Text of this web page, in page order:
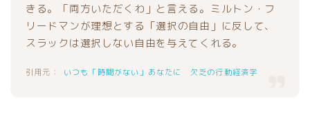
きる。「両方いただくわ」と言える。ミルトン・フ
リードマンが理想とする「選択の自由」に反して、
スラックは選択しない自由を与えてくれる。
いつも「時間がない」あなたに 欠乏の行動経済学